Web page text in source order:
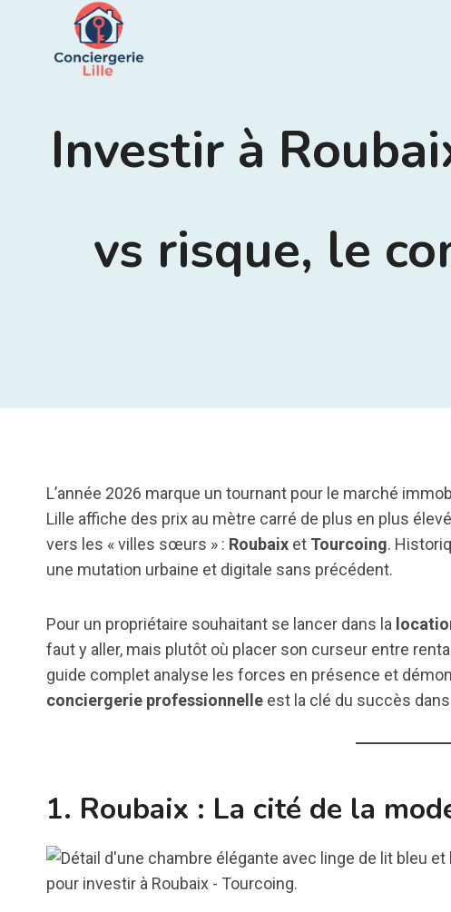
contenu
Investir à
vs risque, le
L’année 2026 marque un tournant pour le marché
Lille affiche des prix au mètre carré de plus en plus
vers les « villes sœurs » : Roubaix et Tourcoing.
une mutation urbaine et digitale sans précédent.
Pour un propriétaire souhaitant se lancer dans la
faut y aller, mais plutôt où placer son curseur entre
guide complet analyse les forces en présence et
conciergerie professionnelle est la clé du succès
1. Roubaix : La cité de la